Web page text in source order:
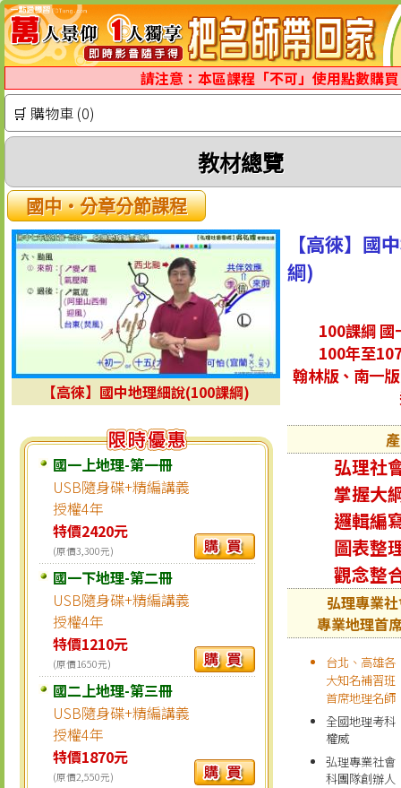
請注意：本區課程「不可」使用點數購
🛒 購物車 (0)
教材總覽
國中‧分章分節課程
【高徠】國中地理細說(100課綱)
國一上地理-第一冊
USB隨身碟+精編講義
授權4年
特價2420元
(原價3,300元)
國一下地理-第二冊
USB隨身碟+精編講義
授權4年
特價1210元
(原價1650元)
國二上地理-第三冊
USB隨身碟+精編講義
授權4年
特價1870元
(原價2,550元)
【高徠】國
綱)
100課綱 國
100年至
翰林版、南一
弘理社
掌握大
邏輯編
圖表整
觀念整
弘理專業
專業地理首
台北、高雄各
大知名補習班
首席地理名師
全國地理考科
權威
弘理專業社會
科團隊創辦人